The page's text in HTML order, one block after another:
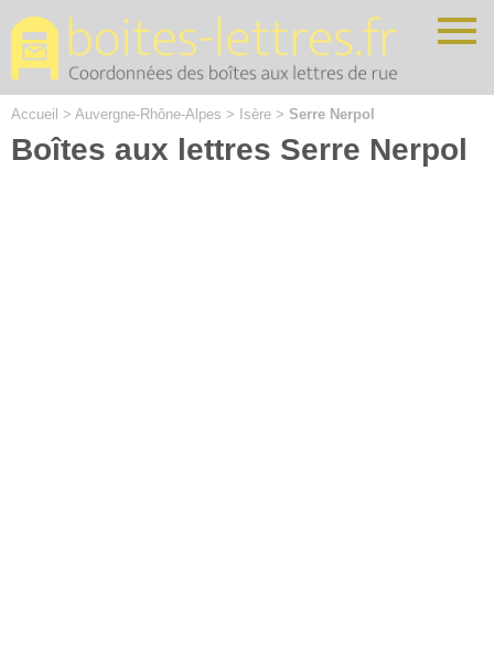
Accueil > Auvergne-Rhône-Alpes > Isère > Serre Nerpol
Boîtes aux lettres Serre Nerpol